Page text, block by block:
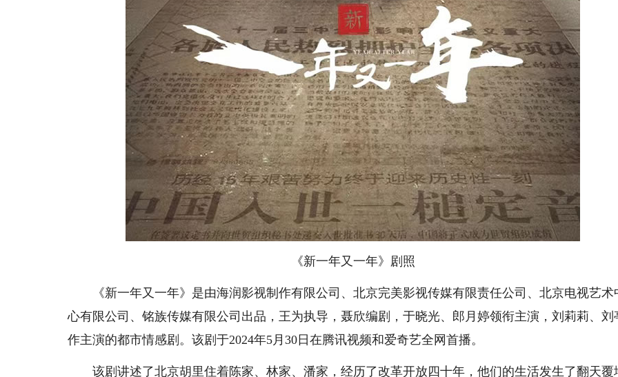
《新一年又一年》剧照
《新一年又一年》是由海润影视制作有限公司、北京完美影视传媒有限责任公司、北京电视艺术
心有限公司、铭族传媒有限公司出品，王为执导，聂欣编剧，于晓光、郎月婷领衔主演，刘莉莉、刘
作主演的都市情感剧。该剧于2024年5月30日在腾讯视频和爱奇艺全网首播。
该剧讲述了北京胡里住着陈家、林家、潘家，经历了改革开放四十年，他们的生活发生了翻天覆